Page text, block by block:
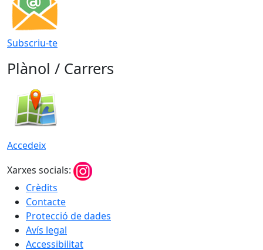
Subscriu-te
Plànol / Carrers
Accedeix
Xarxes socials:
Crèdits
Contacte
Protecció de dades
Avís legal
Accessibilitat